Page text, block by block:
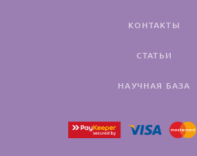
КОНТАКТЫ
СТАТЬИ
НАУЧНАЯ БАЗА